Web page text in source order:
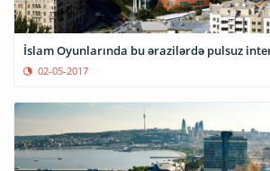
İslam Oyunlarında bu ərazilərdə pulsuz
02-05-2017